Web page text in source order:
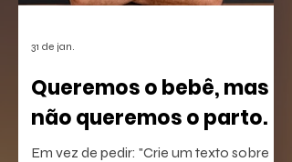
Queremos o bebê, mas
não queremos o parto.
Em vez de pedir: "Crie um texto sobre
31 de jan.